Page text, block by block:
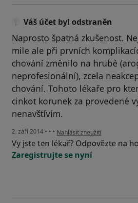
Váš účet byl odstraněn
Naprosto špatná zkušenost.
mile ale při prvních
chování změnilo na hrubé
neprofesionální), zcela
chování. Tohoto lékaře pro
cinkot korunek za provedené
nenavštívím.
2. září 2014 • • • podle názoru uživatele Váš
Nahlásit zneužití
Vy jste ten lékař? Odpovězte na
Zaregistrujte se nyní